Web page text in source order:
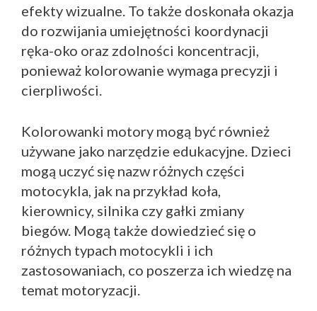
efekty wizualne. To także doskonała okazja
do rozwijania umiejętności koordynacji
ręka-oko oraz zdolności koncentracji,
ponieważ kolorowanie wymaga precyzji i
cierpliwości.
Kolorowanki motory mogą być również
używane jako narzędzie edukacyjne. Dzieci
mogą uczyć się nazw różnych części
motocykla, jak na przykład koła,
kierownicy, silnika czy gałki zmiany
biegów. Mogą także dowiedzieć się o
różnych typach motocykli i ich
zastosowaniach, co poszerza ich wiedzę na
temat motoryzacji.